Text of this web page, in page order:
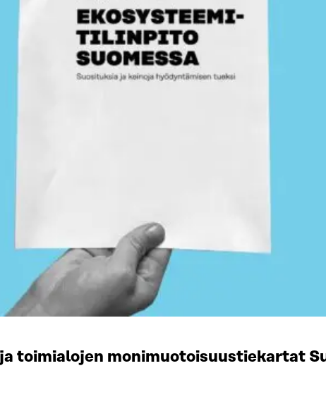
toimialojen monimuotoisuustiekartat